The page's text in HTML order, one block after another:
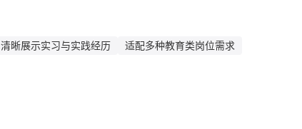
清晰展示实习与实践经历
适配多种教育类岗位需求